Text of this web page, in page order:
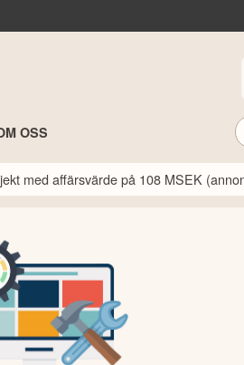
OSS
med affärsvärde på 108 MSEK